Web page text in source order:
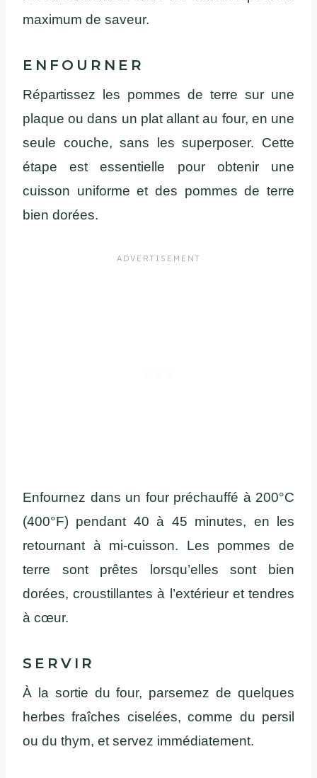
maximum de saveur.
ENFOURNER
Répartissez les pommes de terre sur une
plaque ou dans un plat allant au four, en une
seule couche, sans les superposer. Cette
étape est essentielle pour obtenir une
cuisson uniforme et des pommes de terre
bien dorées.
Enfournez dans un four préchauffé à 200°C
(400°F) pendant 40 à 45 minutes, en les
retournant à mi-cuisson. Les pommes de
terre sont prêtes lorsqu’elles sont bien
dorées, croustillantes à l’extérieur et tendres
à cœur.
SERVIR
À la sortie du four, parsemez de quelques
herbes fraîches ciselées, comme du persil
ou du thym, et servez immédiatement.